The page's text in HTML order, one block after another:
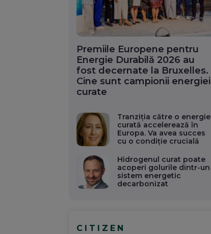
Premiile Europene pentru
Energie Durabilă 2026 au
fost decernate la Bruxelles.
Cine sunt campionii energiei
curate
Tranziția către o energie
curată accelerează în
Europa. Va avea succes
cu o condiție crucială
Hidrogenul curat poate
acoperi golurile dintr-un
sistem energetic
decarbonizat
CITIZEN